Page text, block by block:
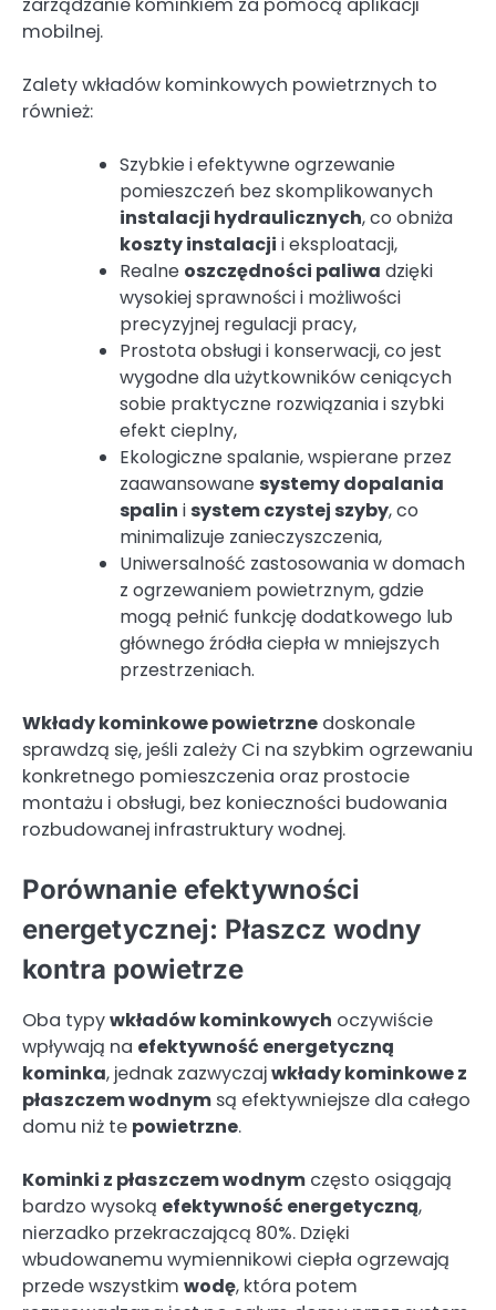
mobilnej.
Zalety wkładów kominkowych powietrznych to
również:
Szybkie i efektywne ogrzewanie
pomieszczeń bez skomplikowanych
instalacji hydraulicznych, co obniża
koszty instalacji i eksploatacji,
Realne oszczędności paliwa dzięki
wysokiej sprawności i możliwości
precyzyjnej regulacji pracy,
Prostota obsługi i konserwacji, co jest
wygodne dla użytkowników ceniących
sobie praktyczne rozwiązania i szybki
efekt cieplny,
Ekologiczne spalanie, wspierane przez
zaawansowane systemy dopalania
spalin i system czystej szyby, co
minimalizuje zanieczyszczenia,
Uniwersalność zastosowania w domach
z ogrzewaniem powietrznym, gdzie
mogą pełnić funkcję dodatkowego lub
głównego źródła ciepła w mniejszych
przestrzeniach.
Wkłady kominkowe powietrzne doskonale
sprawdzą się, jeśli zależy Ci na szybkim ogrzewaniu
konkretnego pomieszczenia oraz prostocie
montażu i obsługi, bez konieczności budowania
rozbudowanej infrastruktury wodnej.
Porównanie efektywności
energetycznej: Płaszcz wodny
kontra powietrze
Oba typywkładów kominkowych oczywiście
wpływają na efektywność energetyczną
kominka, jednak zazwyczajwkłady kominkowe z
płaszczem wodnym są efektywniejsze dla całego
domu niż te powietrzne.
Kominki z płaszczem wodnym często osiągają
bardzo wysoką efektywność energetyczną,
nierzadko przekraczającą 80%. Dzięki
wbudowanemu wymiennikowi ciepła ogrzewają
przede wszystkim wodę, która potem